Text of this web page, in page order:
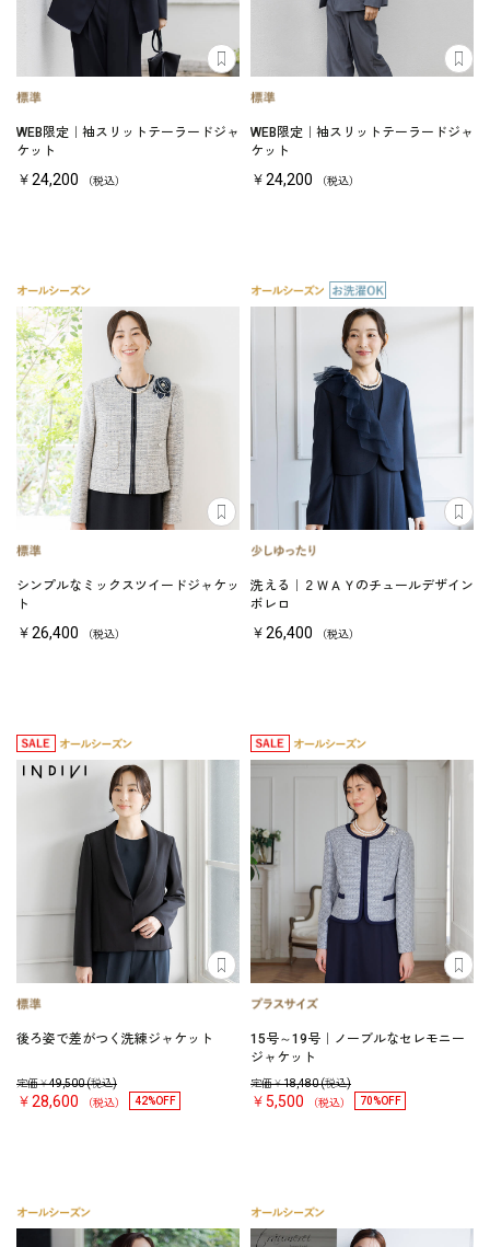
WEB限定｜袖スリットテーラードジャ
ケット
￥24,200 （税込）
WEB限定｜袖スリットテーラードジャ
ケット
￥24,200 （税込）
シンプルなミックスツイードジャケッ
ト
￥26,400 （税込）
洗える｜２ＷＡＹのチュールデザイン
ボレロ
￥26,400 （税込）
後ろ姿で差がつく洗練ジャケット
定価￥49,500(税込)
￥28,600 （税込） 42%OFF
15号～19号｜ノーブルなセレモニー
ジャケット
定価￥18,480(税込)
￥5,500 （税込） 70%OFF